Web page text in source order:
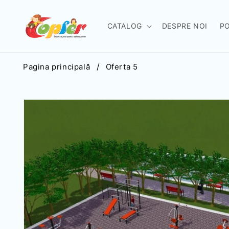
conținut
CATALOG DESPRE NOI
Pagina principală Oferta 5